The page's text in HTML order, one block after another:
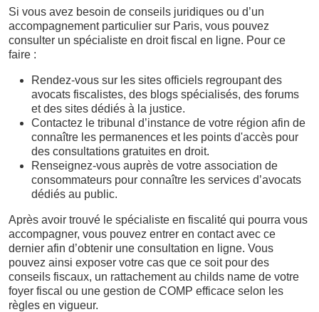
Si vous avez besoin de conseils juridiques ou d’un
accompagnement particulier sur Paris, vous pouvez
consulter un spécialiste en droit fiscal en ligne. Pour ce
faire :
Rendez-vous sur les sites officiels regroupant des
avocats fiscalistes, des blogs spécialisés, des forums
et des sites dédiés à la justice.
Contactez le tribunal d’instance de votre région afin de
connaître les permanences et les points d'accès pour
des consultations gratuites en droit.
Renseignez-vous auprès de votre association de
consommateurs pour connaître les services d’avocats
dédiés au public.
Après avoir trouvé le spécialiste en fiscalité qui pourra vous
accompagner, vous pouvez entrer en contact avec ce
dernier afin d’obtenir une consultation en ligne. Vous
pouvez ainsi exposer votre cas que ce soit pour des
conseils fiscaux, un rattachement au childs name de votre
foyer fiscal ou une gestion de COMP efficace selon les
règles en vigueur.